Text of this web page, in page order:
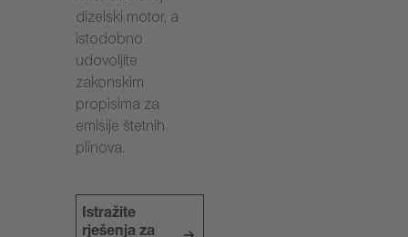
dizelski motor, a
istodobno
udovoljite
zakonskim
propisima za
emisije štetnih
plinova.
Istražite
rješenja za